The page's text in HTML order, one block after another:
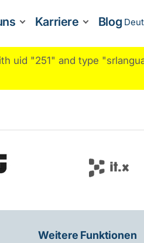
Karriere Blog
uid "251" and type
Weitere Funktionen